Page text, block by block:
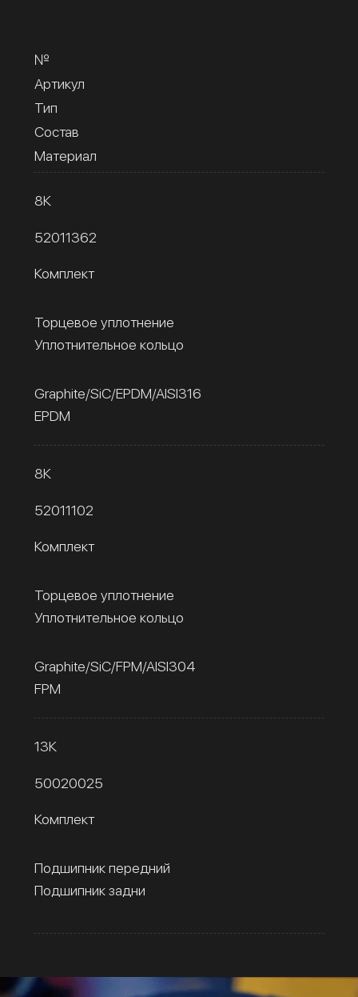
№
Артикул
Тип
Состав
Материал
8К
52011362
Комплект
Торцевое уплотнение
Уплотнительное кольцо
Graphite/SiC/EPDM/AISI316
EPDM
8К
52011102
Комплект
Торцевое уплотнение
Уплотнительное кольцо
Graphite/SiC/FPM/AISI304
FPM
13К
50020025
Комплект
Подшипник передний
Подшипник задни